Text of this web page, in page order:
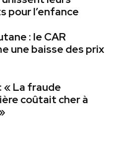
pour l’enfance
: le CAR
une baisse des prix
« La fraude
coûtait cher à